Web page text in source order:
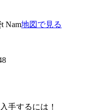
Nam地図で見る
手するには！